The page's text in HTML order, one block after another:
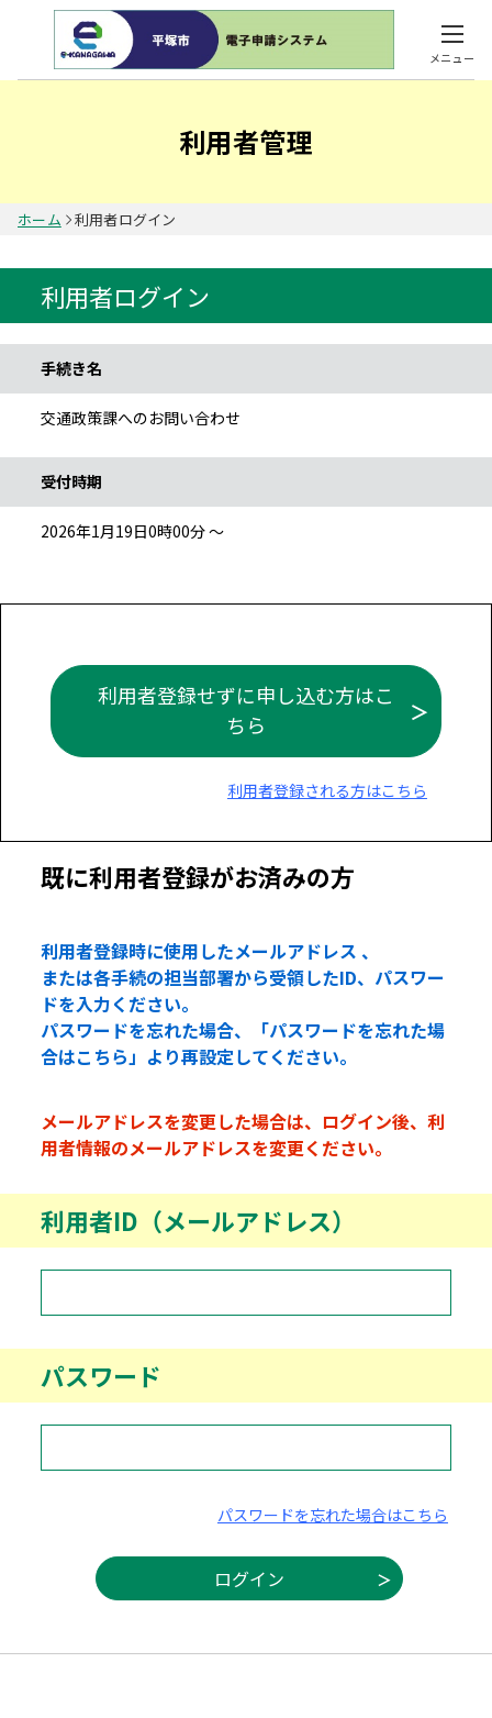
メニュー
利用者管理
ホーム 利用者ログイン
利用者ログイン
手続き名
交通政策課へのお問い合わせ
受付時期
2026年1月19日0時00分 ～
利用者登録せずに申し込む方はこ
ちら
利用者登録される方はこちら
既に利用者登録がお済みの方
利用者登録時に使用したメールアドレス 、
または各手続の担当部署から受領したID、パスワー
ドを入力ください。
パスワードを忘れた場合、「パスワードを忘れた場
合はこちら」より再設定してください。
メールアドレスを変更した場合は、ログイン後、利
用者情報のメールアドレスを変更ください。
利用者ID（メールアドレス）
パスワード
パスワードを忘れた場合はこちら